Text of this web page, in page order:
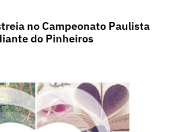
no Campeonato Paulista
do Pinheiros